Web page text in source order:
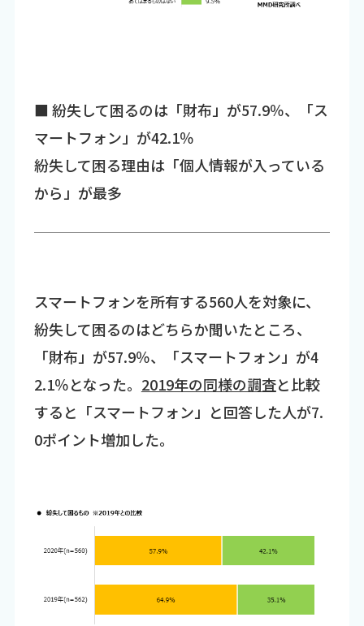
■ 紛失して困るのは「財布」が57.9％、「ス
マートフォン」が42.1％
紛失して困る理由は「個人情報が入っている
から」が最多
スマートフォンを所有する560人を対象に、
紛失して困るのはどちらか聞いたところ、
「財布」が57.9％、「スマートフォン」が4
2.1％となった。 2019年の同様の調査と比較
すると「スマートフォン」と回答した人が7.
0ポイント増加した。